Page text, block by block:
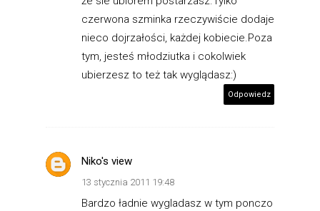
czerwona szminka rzeczywiście dodaje
nieco dojrzałości, każdej kobiecie.Poza
tym, jesteś młodziutka i cokolwiek
ubierzesz to też tak wyglądasz:)
Odpowiedz
Niko's view
13 stycznia 2011 19:48
Bardzo ładnie wygladasz w tym ponczo